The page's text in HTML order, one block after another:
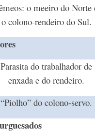
o meeiro do Norte
o colono-rendeiro do Sul.
Parasita do trabalhador de
enxada e do rendeiro.
“Piolho” do colono-servo.